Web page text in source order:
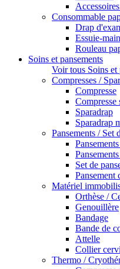
Consommable
Drap
Essuie-
Rouleau
Soins et pansements
Voir tous Soins et
Compresses /
Compresse
Compresse
Sparadrap
Sparadrap
Pansements / Set
Set de
Pansement
Matériel
Orthèse /
Genouillère
Bandage
Bande de
Attelle
Collier
Thermo /